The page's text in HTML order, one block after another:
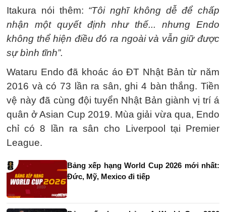
Itakura nói thêm: “Tôi nghĩ không dễ để chấp
nhận một quyết định như thế... nhưng Endo
không thể hiện điều đó ra ngoài và vẫn giữ được
sự bình tĩnh”.
Wataru Endo đã khoác áo ĐT Nhật Bản từ năm
2016 và có 73 lần ra sân, ghi 4 bàn thắng. Tiền
vệ này đã cùng đội tuyển Nhật Bản giành vị trí á
quân ở Asian Cup 2019. Mùa giải vừa qua, Endo
chỉ có 8 lần ra sân cho Liverpool tại Premier
League.
Bảng xếp hạng World Cup 2026 mới nhất:
Đức, Mỹ, Mexico đi tiếp